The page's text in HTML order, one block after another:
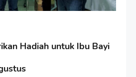
Hadiah untuk Ibu Bayi